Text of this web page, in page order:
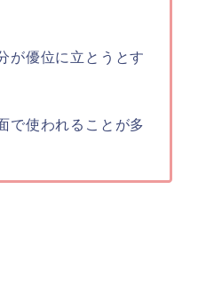
が優位に立とうとす
で使われることが多